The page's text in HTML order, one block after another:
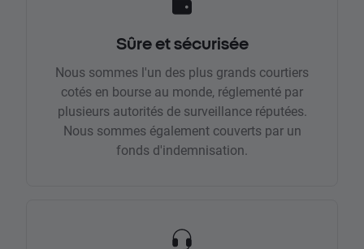
Sûre et sécurisée
Nous sommes l'un des plus grands courtiers
cotés en bourse au monde, réglementé par
plusieurs autorités de surveillance réputées.
Nous sommes également couverts par un
fonds d'indemnisation.